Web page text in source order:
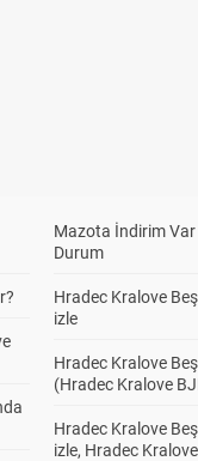
Mazota İndirim Var
Durum
Hradec Kralove
izle
Hradec Kralove
(Hradec Kralove
Hradec Kralove
izle, Hradec